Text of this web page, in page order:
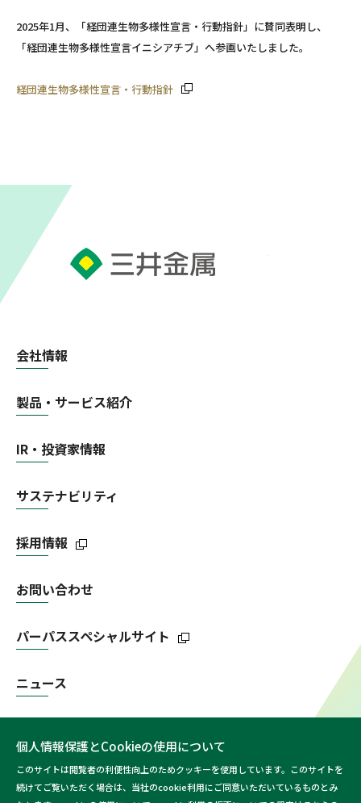
2025年1月、「経団連生物多様性宣言・行動指針」に賛同表明し、
「経団連生物多様性宣言イニシアチブ」へ参画いたしました。
経団連生物多様性宣言・行動指針
個人情報保護とCookieの使用について
このサイトは閲覧者の利便性向上のためクッキーを使用しています。このサイトを
続けてご覧いただく場合は、当社のcookie利用にご同意いただいているものとみ
会社情報
製品・サービス紹介
IR・投資家情報
サステナビリティ
採用情報
お問い合わせ
パーパススペシャルサイト
ニュース